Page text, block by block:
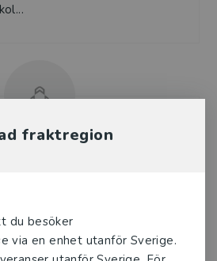
fraktregion
du besöker
via en enhet utanför Sverige.
vid Göteborgs universitet
konsult inom utbild­nings­